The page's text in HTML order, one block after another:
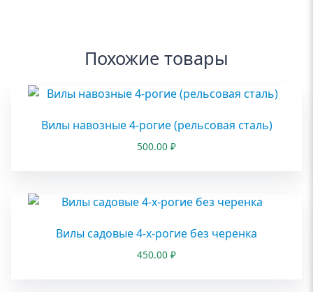
Похожие товары
Вилы навозные 4-рогие (рельсовая сталь)
500.00 ₽
Вилы садовые 4-х-рогие без черенка
450.00 ₽